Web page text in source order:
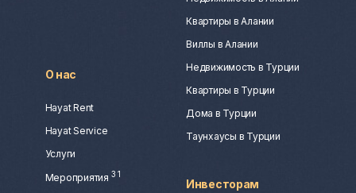
О нас
Hayat Rent
Hayat Service
Услуги
Мероприятия 3 1
Квартиры в Алании
Виллы в Алании
Недвижимость в Турции
Квартиры в Турции
Дома в Турции
Таунхаусы в Турции
Инвесторам